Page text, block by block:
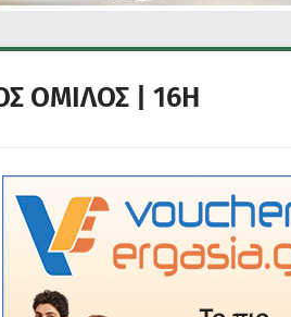
ΟΜΙΛΟΣ | 16Η